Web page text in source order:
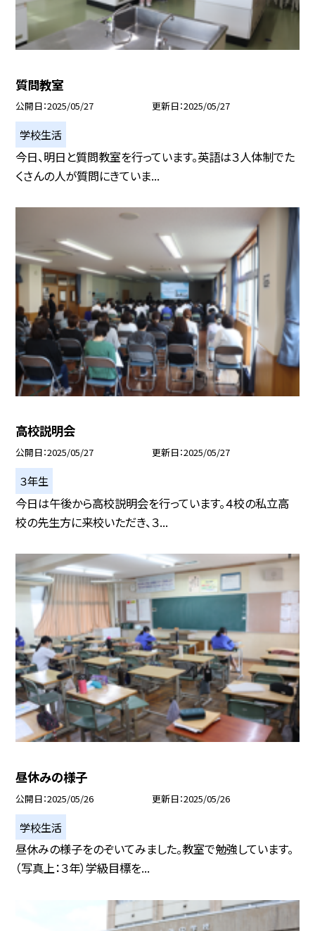
質問教室
公開日 2025/05/27 更新日 2025/05/27
学校生活
今日、明日と質問教室を行っています。英語は３人体制でた
くさんの人が質問にきていま...
高校説明会
公開日 2025/05/27 更新日 2025/05/27
３年生
今日は午後から高校説明会を行っています。４校の私立高
校の先生方に来校いただき、３...
昼休みの様子
公開日 2025/05/26 更新日 2025/05/26
学校生活
昼休みの様子をのぞいてみました。教室で勉強しています。
（写真上：３年）学級目標を...